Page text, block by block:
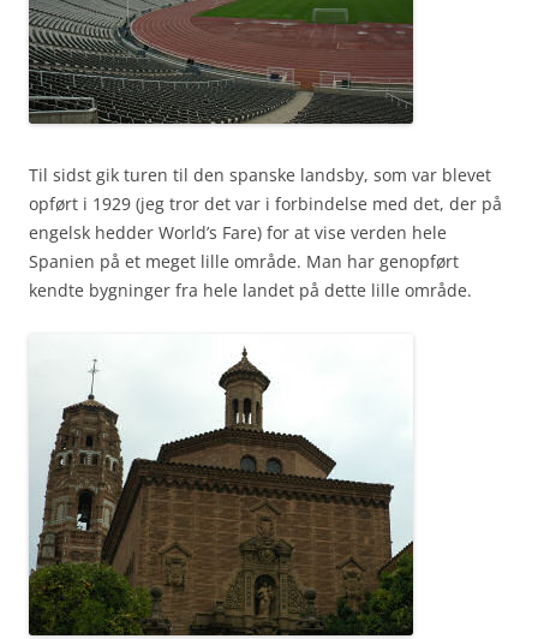
Til sidst gik turen til den spanske landsby, som var blevet
opført i 1929 (jeg tror det var i forbindelse med det, der på
engelsk hedder World’s Fare) for at vise verden hele
Spanien på et meget lille område. Man har genopført
kendte bygninger fra hele landet på dette lille område.